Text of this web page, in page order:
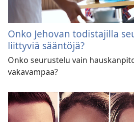
Onko Jehovan todistajilla
liittyviä sääntöjä?
Onko seurustelu vain
vakavampaa?